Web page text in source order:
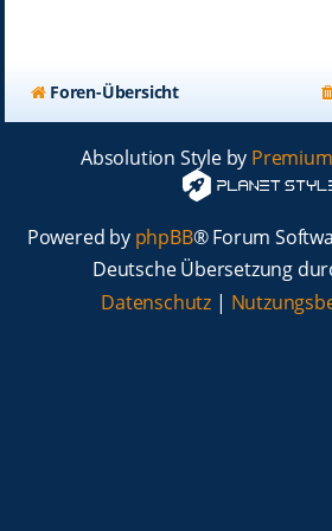
Foren-Übersicht
Absolution Style by
Powered by phpBB® Forum
Deutsche Übersetzung
Datenschutz |